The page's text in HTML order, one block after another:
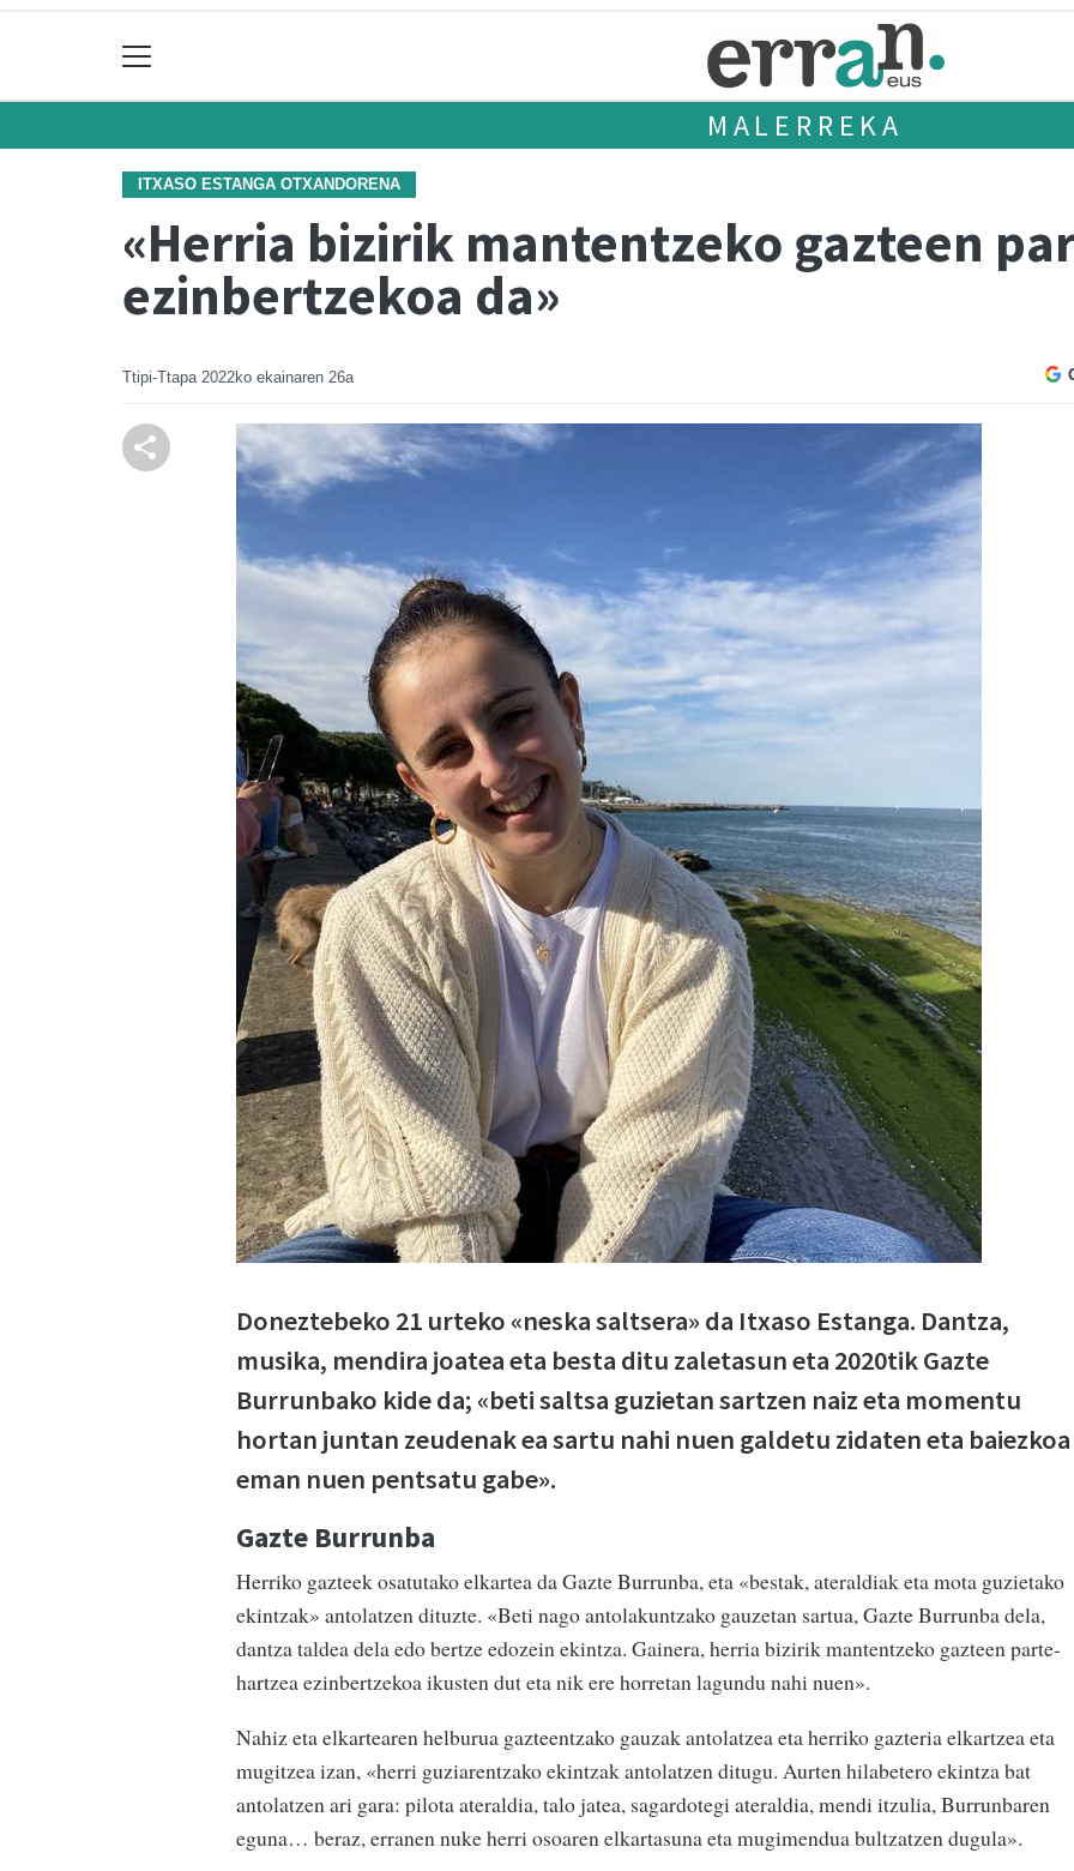
MALERREKA
ITXASO ESTANGA OTXANDORENA
«Herria bizirik mantentzeko gazteen
ezinbertzekoa da»
Ttipi-Ttapa 2022ko ekainaren 26a
Doneztebeko 21 urteko «neska saltsera» da Itxaso Estanga. Dantza,
musika, mendira joatea eta besta ditu zaletasun eta 2020tik Gazte
Burrunbako kide da; «beti saltsa guzietan sartzen naiz eta momentu
hortan juntan zeudenak ea sartu nahi nuen galdetu zidaten eta baiezkoa
eman nuen pentsatu gabe».
Gazte Burrunba
Herriko gazteek osatutako elkartea da Gazte Burrunba, eta «bestak, ateraldiak eta mota guzietako
ekintzak» antolatzen dituzte. «Beti nago antolakuntzako gauzetan sartua, Gazte Burrunba dela,
dantza taldea dela edo bertze edozein ekintza. Gainera, herria bizirik mantentzeko gazteen parte-
hartzea ezinbertzekoa ikusten dut eta nik ere horretan lagundu nahi nuen».
Nahiz eta elkartearen helburua gazteentzako gauzak antolatzea eta herriko gazteria elkartzea eta
mugitzea izan, «herri guziarentzako ekintzak antolatzen ditugu. Aurten hilabetero ekintza bat
antolatzen ari gara: pilota ateraldia, talo jatea, sagardotegi ateraldia, mendi itzulia, Burrunbaren
eguna… beraz, erranen nuke herri osoaren elkartasuna eta mugimendua bultzatzen dugula».